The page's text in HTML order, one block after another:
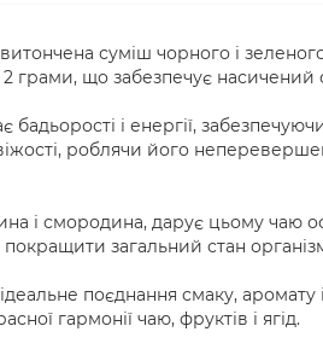
суміш чорного і
грами, що забезпечує
бадьорості і енергії,
роблячи його
і смородина, дарує цьому чаю
загальний стан
поєднання смаку, аромату
гармонії чаю, фруктів і ягід.